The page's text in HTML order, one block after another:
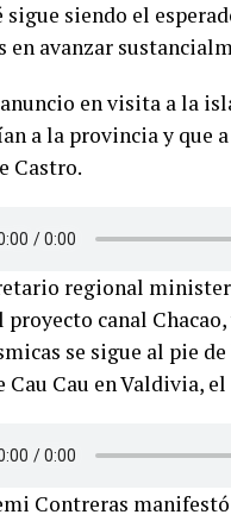
siendo el
en avanzar
en visita a la
a la provincia y que
Castro.
regional
proyecto canal
se sigue al pie
Cau Cau en Valdivia,
Contreras